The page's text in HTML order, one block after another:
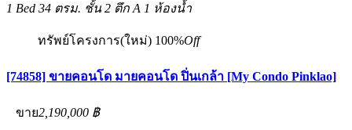
1 Bed 34 ตรม. ชั้น 2 ตึก A 1 ห้องน้ำ
ทรัพย์โครงการ(ใหม่) 100%Off
[74858] ขายคอนโด มายคอนโด ปิ่นเกล้า [My Condo Pinklao]
ขาย2,190,000 ฿